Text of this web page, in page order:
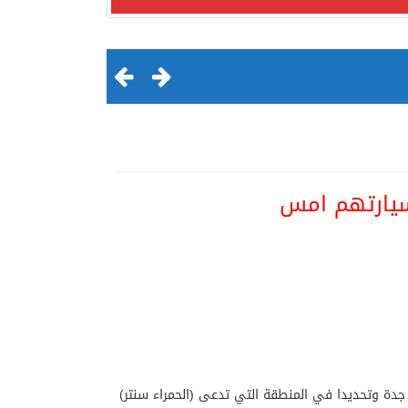
الثالث عشر الهجري
امس
وتحديدا في المنطقة التي تدعى (الحمراء سنتر)